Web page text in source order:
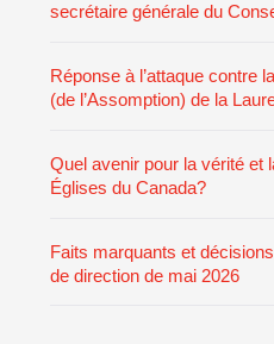
secrétaire générale du
Réponse à l’attaque contre
(de l’Assomption) de la
Quel avenir pour la vérité et
Églises du Canada?
Faits marquants et
de direction de mai 2026